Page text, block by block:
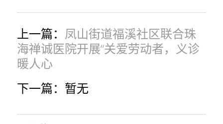
上一篇： 凤山街道福溪社区联合珠
海禅诚医院开展“关爱劳动者，义诊
暖人心
下一篇：暂无